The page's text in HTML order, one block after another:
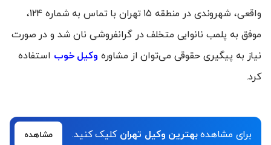
واقعی، شهروندی در منطقه ۱۵ تهران با تماس به شماره 124،
موفق به پلمب نانوایی متخلف در گرانفروشی نان شد و در صورت
نیاز به پیگیری حقوقی می‌توان از مشاوره وکیل خوب استفاده
کرد.
برای مشاهدهبهترین وکیل تهران کلیک کنید. مشاهده